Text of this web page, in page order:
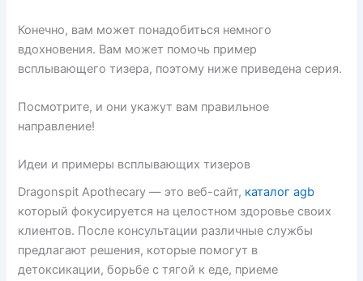
Конечно, вам может понадобиться немного
вдохновения. Вам может помочь пример
всплывающего тизера, поэтому ниже приведена серия.
Посмотрите, и они укажут вам правильное
направление!
Идеи и примеры всплывающих тизеров
Dragonspit Apothecary — это веб-сайт, каталог agb
который фокусируется на целостном здоровье своих
клиентов. После консультации различные службы
предлагают решения, которые помогут в
детоксикации, борьбе с тягой к еде, приеме